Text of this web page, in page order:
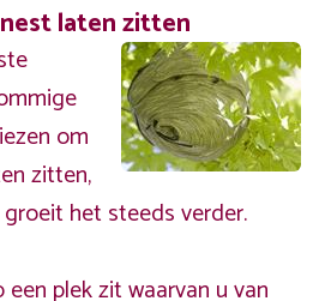
laten zitten
om
zitten,
het steeds verder.
plek zit waarvan u van